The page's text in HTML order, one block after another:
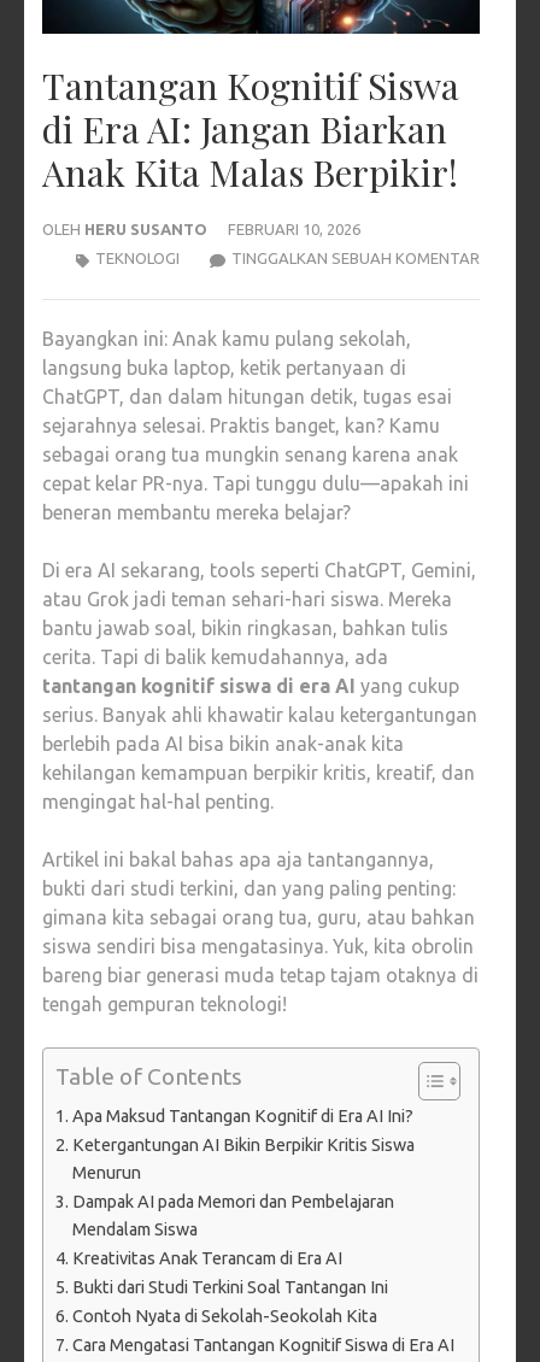
Tantangan Kognitif Siswa
di Era AI: Jangan Biarkan
Anak Kita Malas Berpikir!
OLEH HERU SUSANTO
FEBRUARI 10, 2026
TINGGALKAN SEBUAH KOMENTAR
TEKNOLOGI
Bayangkan ini: Anak kamu pulang sekolah,
langsung buka laptop, ketik pertanyaan di
ChatGPT, dan dalam hitungan detik, tugas esai
sejarahnya selesai. Praktis banget, kan? Kamu
sebagai orang tua mungkin senang karena anak
cepat kelar PR-nya. Tapi tunggu dulu—apakah ini
beneran membantu mereka belajar?
Di era AI sekarang, tools seperti ChatGPT, Gemini,
atau Grok jadi teman sehari-hari siswa. Mereka
bantu jawab soal, bikin ringkasan, bahkan tulis
cerita. Tapi di balik kemudahannya, ada
tantangan kognitif siswa di era AI yang cukup
serius. Banyak ahli khawatir kalau ketergantungan
berlebih pada AI bisa bikin anak-anak kita
kehilangan kemampuan berpikir kritis, kreatif, dan
mengingat hal-hal penting.
Artikel ini bakal bahas apa aja tantangannya,
bukti dari studi terkini, dan yang paling penting:
gimana kita sebagai orang tua, guru, atau bahkan
siswa sendiri bisa mengatasinya. Yuk, kita obrolin
bareng biar generasi muda tetap tajam otaknya di
tengah gempuran teknologi!
Table of Contents
Apa Maksud Tantangan Kognitif di Era AI Ini?
Ketergantungan AI Bikin Berpikir Kritis Siswa
Menurun
Dampak AI pada Memori dan Pembelajaran
Mendalam Siswa
Kreativitas Anak Terancam di Era AI
Bukti dari Studi Terkini Soal Tantangan Ini
Contoh Nyata di Sekolah-Seokolah Kita
Cara Mengatasi Tantangan Kognitif Siswa di Era AI